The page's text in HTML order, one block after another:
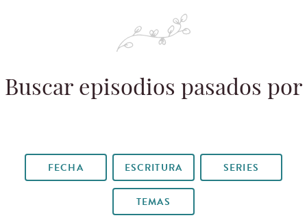
Buscar episodios pasados por
FECHA ESCRITURA SERIES
TEMAS